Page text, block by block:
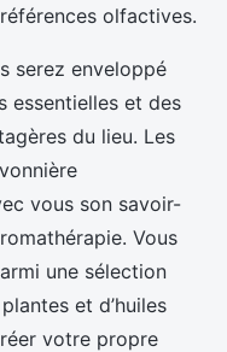
olfactives.
serez enveloppé
essentielles et des
du lieu. Les
vous son savoir-
Vous
une sélection
et d’huiles
votre propre